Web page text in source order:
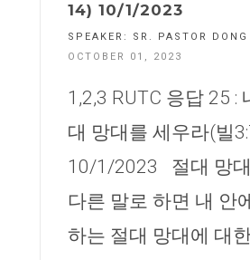
14) 10/1/2023
SPEAKER: SR. PASTOR
OCTOBER 01, 2023
1,2,3 RUTC 응답 25 :
대 망대를 세우라(빌
10/1/2023 절대 망
다른 말로 하면 내 안
하는 절대 망대에 대